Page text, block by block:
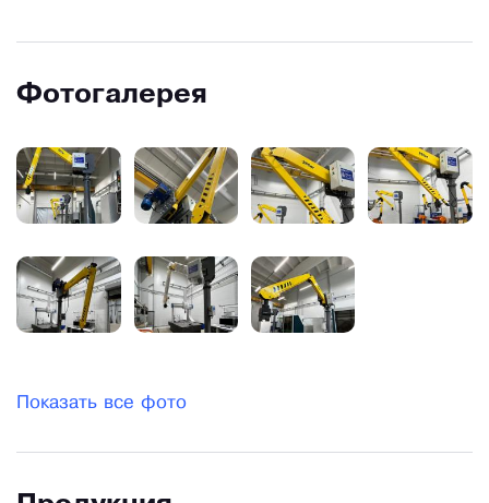
Фотогалерея
Показать все фото